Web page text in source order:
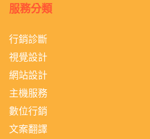
服務分類
行銷診斷
視覺設計
網站設計
主機服務
數位行銷
文案翻譯